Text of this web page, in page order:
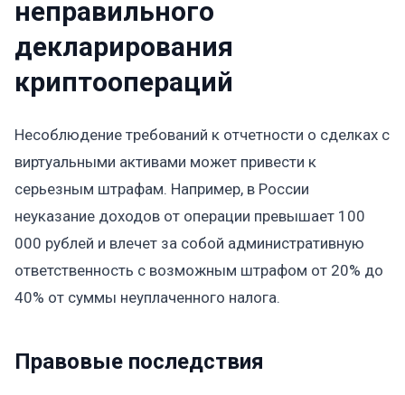
неправильного
декларирования
криптоопераций
Несоблюдение требований к отчетности о сделках с
виртуальными активами может привести к
серьезным штрафам. Например, в России
неуказание доходов от операции превышает 100
000 рублей и влечет за собой административную
ответственность с возможным штрафом от 20% до
40% от суммы неуплаченного налога.
Правовые последствия